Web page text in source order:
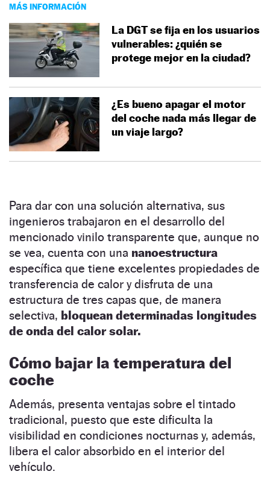
MÁS INFORMACIÓN
La DGT se fija en los usuarios
vulnerables: ¿quién se
protege mejor en la ciudad?
¿Es bueno apagar el motor
del coche nada más llegar de
un viaje largo?
Para dar con una solución alternativa, sus
ingenieros trabajaron en el desarrollo del
mencionado vinilo transparente que, aunque no
se vea, cuenta con una nanoestructura
específica que tiene excelentes propiedades de
transferencia de calor y disfruta de una
estructura de tres capas que, de manera
selectiva, bloquean determinadas longitudes
de onda del calor solar.
Cómo bajar la temperatura del
coche
Además, presenta ventajas sobre el tintado
tradicional, puesto que este dificulta la
visibilidad en condiciones nocturnas y, además,
libera el calor absorbido en el interior del
vehículo.